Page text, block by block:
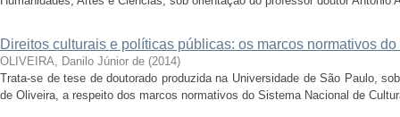
Direitos culturais e políticas públicas: os marcos normativos
OLIVEIRA, Danilo Júnior de (2014)
Trata-se de tese de doutorado produzida na Universidade de São Paulo,
de Oliveira, a respeito dos marcos normativos do Sistema Nacional de